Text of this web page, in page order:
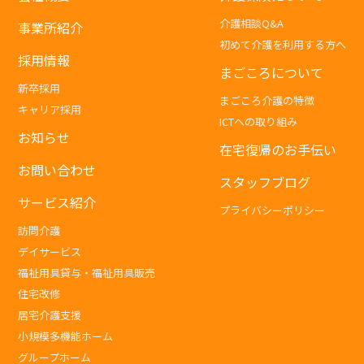
事業所紹介
採用情報
新卒採用
キャリア採用
お知らせ
お問い合わせ
サービス紹介
訪問介護
デイサービス
福祉用具貸与・福祉用具販売
住宅改修
居宅介護支援
小規模多機能ホーム
グループホーム
介護相談Q&A
初めて介護を利用する方へ
まごころについて
まごころ介護の特徴
ICTへの取り組み
在宅復帰のお手伝い
スタッフブログ
プライバシーポリシー